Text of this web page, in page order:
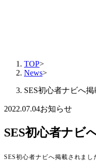
TOP>
News>
SES初心者ナビへ
2022.07.04お知らせ
SES初心者ナビ
SES初心者ナビへ掲載されまし